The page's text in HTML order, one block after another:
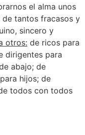
el alma unos
tantos fracasos y
sincero y
otros: de ricos para
dirigentes para
abajo; de
hijos; de
todos con todos